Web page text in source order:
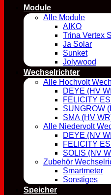
Module
Alle Module
AIKO
Trina Vertex S
Ja Solar
Sunket
Jolywood
Wechselrichter
Alle Hochvolt
DEYE (HV
FELICITY
SUNGROW
SMA (HV
Alle Niedervolt
DEYE (NV
FELICITY
SOLIS (NV
Zubehör
Smartmeter
Sonstiges
Speicher